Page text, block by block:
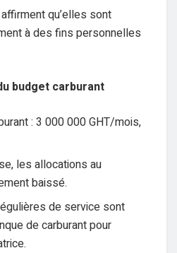
qu’elles sont
à des fins personnelles
budget carburant
: 3 000 000 GHT/mois,
les allocations au
baissé.
de service sont
de carburant pour